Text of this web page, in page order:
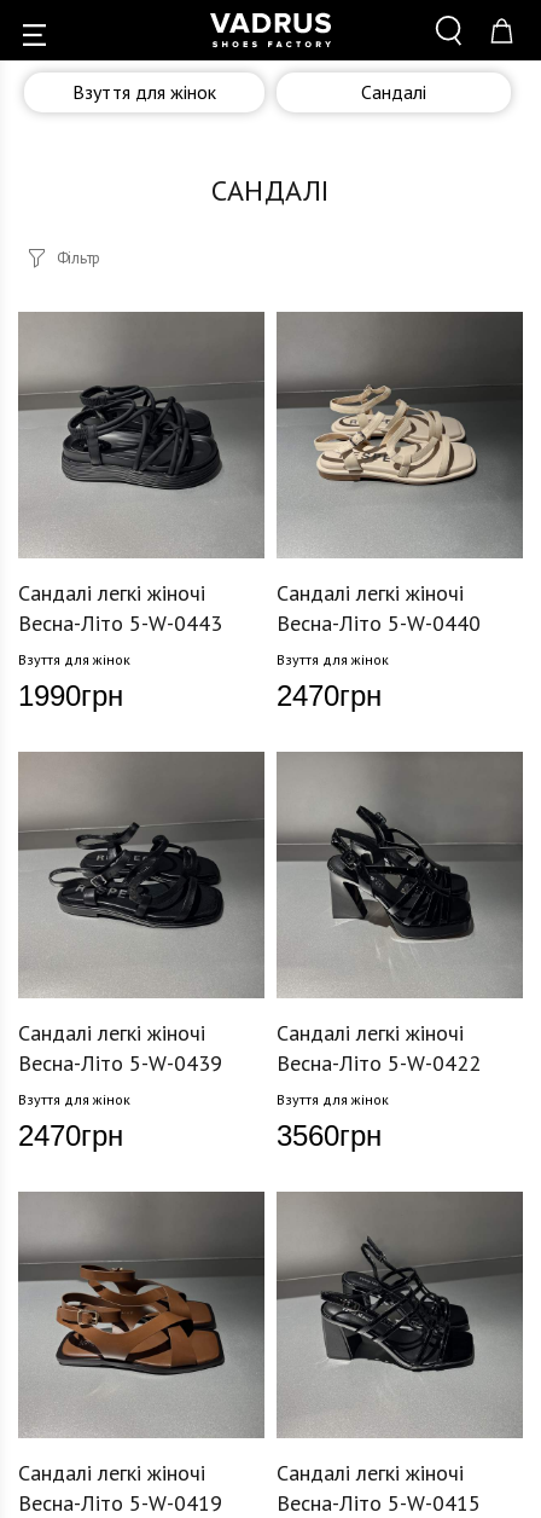
Взуття для жінок Сандалі
САНДАЛІ
Фільтр
Сандалі легкі жіночі
Весна-Літо 5-W-0443
Взуття для жінок
1990грн
Сандалі легкі жіночі
Весна-Літо 5-W-0440
Взуття для жінок
2470грн
Сандалі легкі жіночі
Весна-Літо 5-W-0439
Взуття для жінок
2470грн
Сандалі легкі жіночі
Весна-Літо 5-W-0422
Взуття для жінок
3560грн
Сандалі легкі жіночі
Весна-Літо 5-W-0419
Сандалі легкі жіночі
Весна-Літо 5-W-0415